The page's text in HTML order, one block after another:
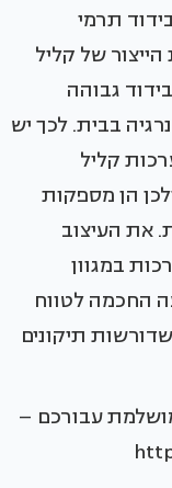
תרמי
של קליל
גבוהה
בבית. לכך יש
קליל
הן מספקות
את העיצוב
במגוון
החכמה לטווח
תיקונים
עבורכם –